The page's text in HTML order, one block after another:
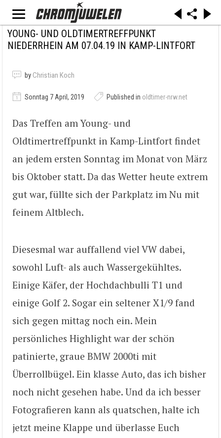
YOUNG- UND OLDTIMERTREFFPUNKT
NIEDERRHEIN AM 07.04.19 IN KAMP-LINTFORT
by Christian Koch
Sonntag 7 April, 2019 Published in oldtimer-nrw.net
Das Treffen am Young- und
Oldtimertreffpunkt in Kamp-Lintfort findet
an jedem ersten Sonntag im Monat von März
bis Oktober statt. Da das Wetter heute extrem
gut war, füllte sich der Parkplatz im Nu mit
feinem Altblech.
Diesesmal war auffallend viel VW dabei,
sowohl Luft- als auch Wassergekühltes.
Einige Käfer, der Hochdachbulli T1 und
einige Golf 2. Sogar ein seltener X1/9 fand
sich gegen mittag noch ein. Mein
persönliches Highlight war der schön
patinierte, graue BMW 2000ti mit
Überrollbügel. Ein klasse Auto, das ich bisher
noch nicht gesehen habe. Und da ich besser
Fotografieren kann als quatschen, halte ich
jetzt meine Klappe und überlasse Euch